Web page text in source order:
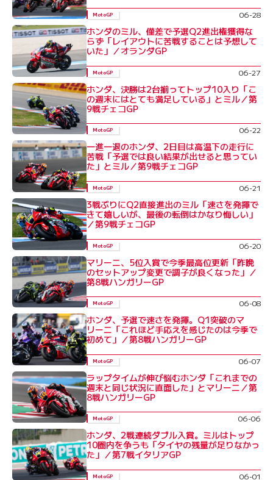
MotoGP 06-28
ホンダのミル、僅差で予選Q2進出権獲得な
らず「レイアウトに苦戦することは予想して
いた」／オランダGP
MotoGP 06-27
ホンダ、決勝は2台揃ってトップ10入り「こ
の週末にはとても満足している」とミル／第
9戦チェコGP
MotoGP 06-22
一進一退のホンダ、2日目は高温下の走行に
苦戦「予選では良い結果が出せると思ってい
た」とミル／第9戦チェコGP
MotoGP 06-21
3戦ぶりにQ2直接進出のミル「速さを発揮で
きて嬉しいが、最後の転倒はかなり悔しい」
／第9戦チェコGP
MotoGP 06-20
マリーニ、5位入賞で今季最高位更新「昨晩
のセットアップ変更で調子が良くなった」／
第8戦ハンガリーGP
MotoGP 06-08
ホンダ、予選で速さを発揮。Q1突破のマ
リーニ「これほど手応えを感じたのは今季で
初めて」／第8戦ハンガリーGP
MotoGP 06-07
ラップタイムが伸び悩むホンダ「これまでの
週末と同じ状況に直面した」とマリーニ／第
8戦ハンガリーGP
MotoGP 06-06
ホンダ、2戦連続ダブル入賞。ミルはトップ
10圏内を争うも「タイヤの残量が足りなかっ
た」／第7戦イタリアGP
MotoGP 06-01